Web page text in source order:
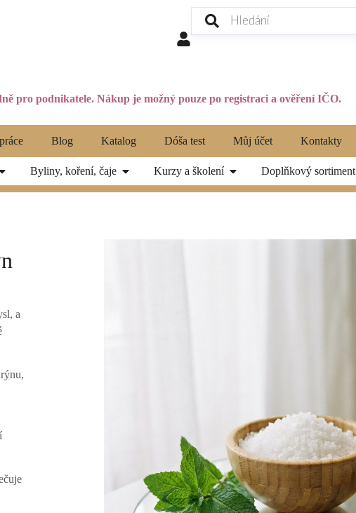
pro podnikatele. Nákup je možný pouze po registraci a ověření IČO.
Blog Katalog Dóša test Můj účet Kontakty
Byliny, koření, čaje Kurzy a školení Doplňkový sortiment
a